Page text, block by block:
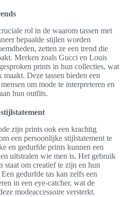
rol in de waarom tassen met
bepaalde stijlen worden
zetten ze een trend die
Merken zoals Gucci en Louis
prints in hun collecties, wat
Deze tassen bieden een
om mode te interpreteren en
hun outfits.
zijn prints ook een krachtig
een persoonlijke stijlstatement te
en gedurfde prints kunnen een
uitstralen wie men is. Het gebruik
staat om creatief te zijn en hun
gedurfde tas kan zelfs een
in een eye-catcher, wat de
modeaccessoire versterkt.